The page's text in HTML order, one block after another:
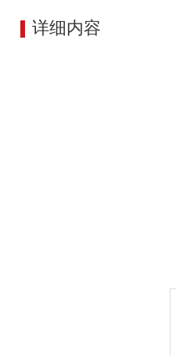
详细内容